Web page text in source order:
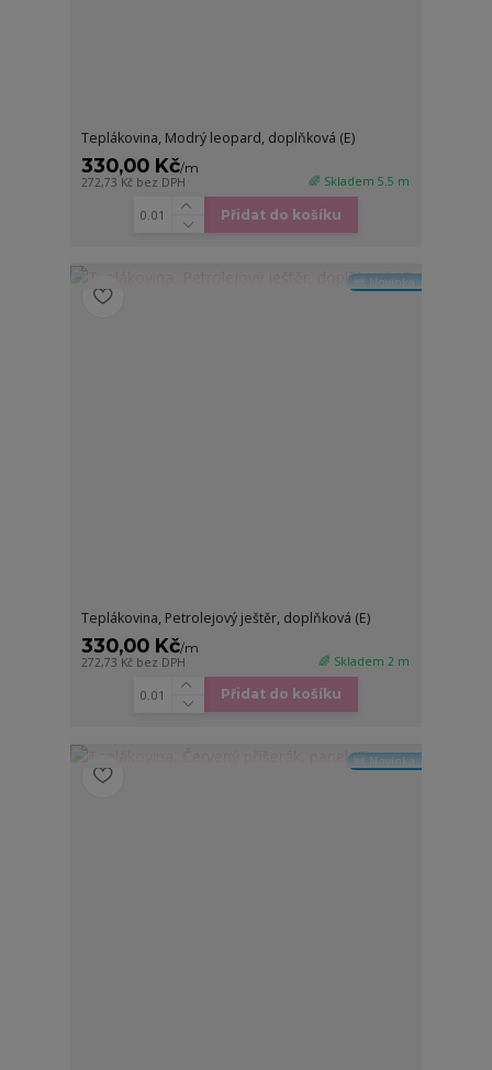
Teplákovina, Modrý leopard, doplňková (E)
330,00 Kč/m
272,73 Kč bez DPH 🌈 Skladem 5.5 m
Přidat do košíku
🆕 Novinka
Teplákovina, Petrolejový ještěr, doplňková (E)
330,00 Kč/m
272,73 Kč bez DPH 🌈 Skladem 2 m
Přidat do košíku
🆕 Novinka